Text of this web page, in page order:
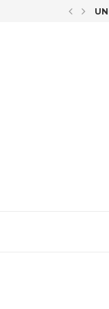
CO-AUTORIN